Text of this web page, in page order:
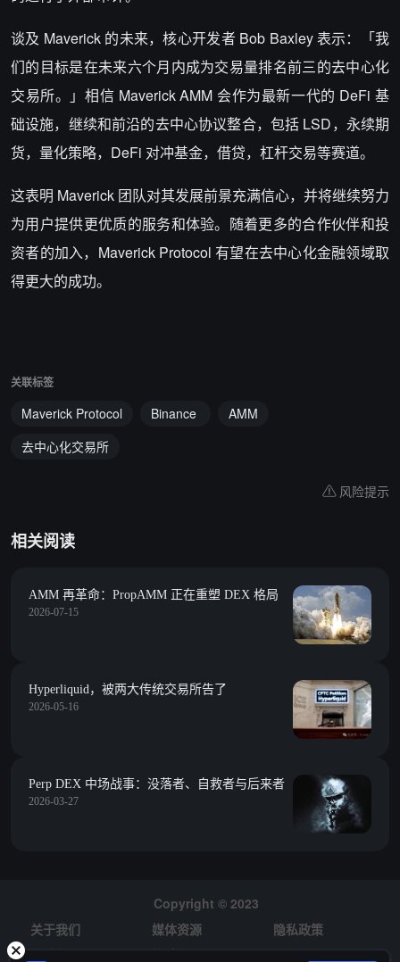
谈及 Maverick 的未来，核心开发者 Bob Baxley 表示：「我
们的目标是在未来六个月内成为交易量排名前三的去中心化
交易所。」相信 Maverick AMM 会作为最新一代的 DeFi 基
础设施，继续和前沿的去中心协议整合，包括 LSD，永续期
货，量化策略，DeFi 对冲基金，借贷，杠杆交易等赛道。
这表明 Maverick 团队对其发展前景充满信心，并将继续努力
为用户提供更优质的服务和体验。随着更多的合作伙伴和投
资者的加入，Maverick Protocol 有望在去中心化金融领域取
得更大的成功。
关联标签
Maverick Protocol Binance
AMM
去中心化交易所
风险提示
相关阅读
AMM 再革命：PropAMM 正在重塑 DEX 格局
2026-07-15
Hyperliquid，被两大传统交易所告了
2026-05-16
Perp DEX 中场战事：没落者、自救者与后来者
2026-03-27
Copyright © 2023
关于我们
媒体资源
隐私政策
风险提示
招聘